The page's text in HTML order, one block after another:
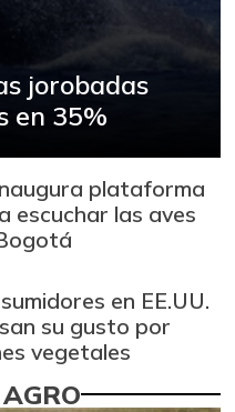
jorobadas
en 35%
plataforma
escuchar las aves
en EE.UU.
su gusto por
vegetales